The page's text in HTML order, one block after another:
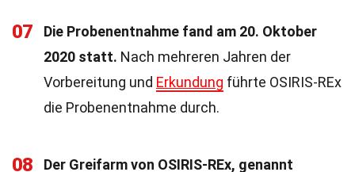
07
Die Probenentnahme fand am 20. Oktober
2020 statt. Nach mehreren Jahren der
Vorbereitung und Erkundung führte OSIRIS-REx
die Probenentnahme durch.
08
Der Greifarm von OSIRIS-REx, genannt